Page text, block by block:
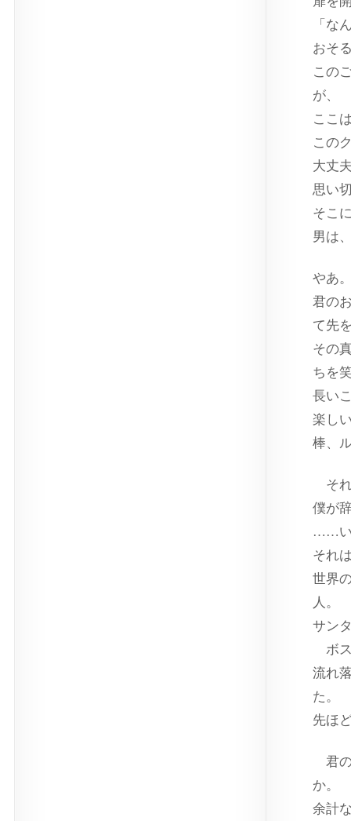
「な
おそ
この
が、
ここ
この
大丈
思い
そこ
男は
やあ
君の
て先
その
ちを
長い
楽し
棒、
それ
僕が
……い
それ
世界
人。
サン
ボス
流れ
た。
先ほ
君の
か。
余計